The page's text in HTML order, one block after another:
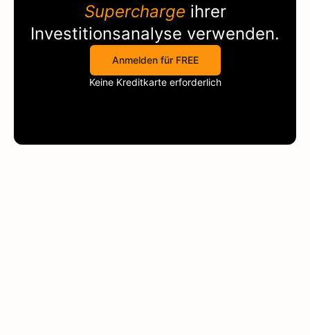
Supercharge ihrer
Investitionsanalyse verwenden.
Anmelden für FREE
Keine Kreditkarte erforderlich